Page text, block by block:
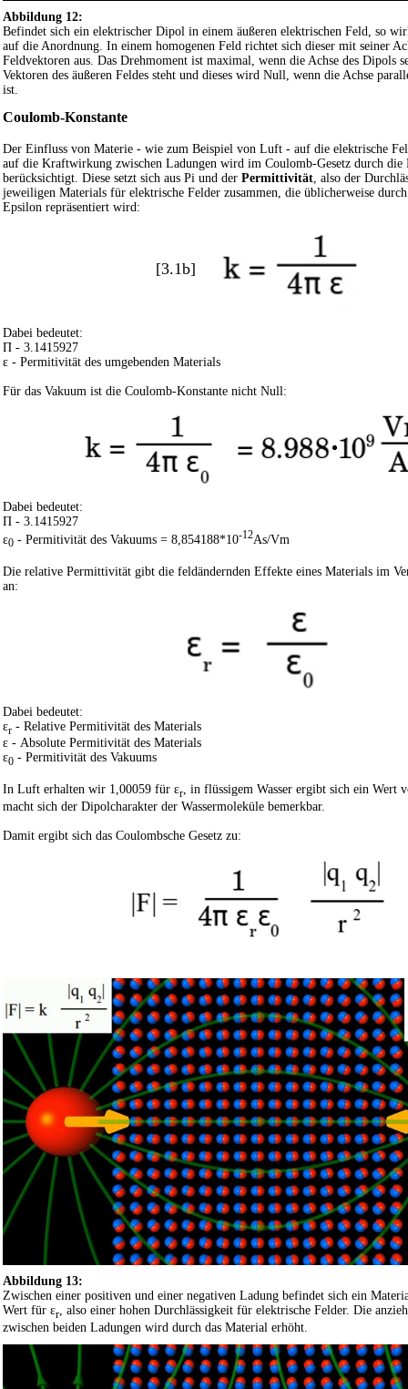
Abbildung 12:
Befindet sich ein elektrischer Dipol in einem äußeren elektrischen Feld, so
auf die Anordnung. In einem homogenen Feld richtet sich dieser mit seiner
Feldvektoren aus. Das Drehmoment ist maximal, wenn die Achse des Dipols
Vektoren des äußeren Feldes steht und dieses wird Null, wenn die Achse
ist.
Coulomb-Konstante
Der Einfluss von Materie - wie zum Beispiel von Luft - auf die elektrische
auf die Kraftwirkung zwischen Ladungen wird im Coulomb-Gesetz durch die
berücksichtigt. Diese setzt sich aus Pi und der Permittivität, also der
jeweiligen Materials für elektrische Felder zusammen, die üblicherweise durch
Epsilon repräsentiert wird:
[3.1b]
Dabei bedeutet:
Π - 3.1415927
ε - Permitivität des umgebenden Materials
Für das Vakuum ist die Coulomb-Konstante nicht Null:
Dabei bedeutet:
Π - 3.1415927
ε0 - Permitivität des Vakuums = 8,854188*10-12As/Vm
Die relative Permittivität gibt die feldändernden Effekte eines Materials im
an:
Dabei bedeutet:
εr - Relative Permitivität des Materials
ε - Absolute Permitivität des Materials
ε0 - Permitivität des Vakuums
In Luft erhalten wir 1,00059 für εr, in flüssigem Wasser ergibt sich ein Wert
macht sich der Dipolcharakter der Wassermoleküle bemerkbar.
Damit ergibt sich das Coulombsche Gesetz zu:
Abbildung 13:
Zwischen einer positiven und einer negativen Ladung befindet sich ein
Wert für εr , also einer hohen Durchlässigkeit für elektrische Felder. Die
zwischen beiden Ladungen wird durch das Material erhöht.